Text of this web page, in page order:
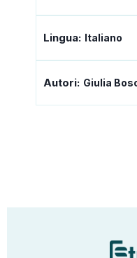
Lingua: Italiano
Autori: Giulia